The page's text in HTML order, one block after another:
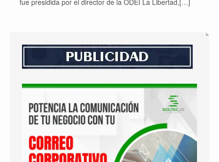
fue presidida por el director de la ODEI La Libertad,[…]